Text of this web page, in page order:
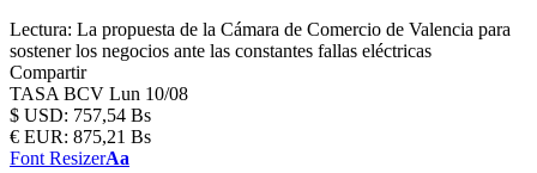
Lectura: La propuesta de la Cámara de Comercio de Valencia para
sostener los negocios ante las constantes fallas eléctricas
Compartir
TASA BCV Lun 10/08
$ USD: 757,54 Bs
€ EUR: 875,21 Bs
Font ResizerAa